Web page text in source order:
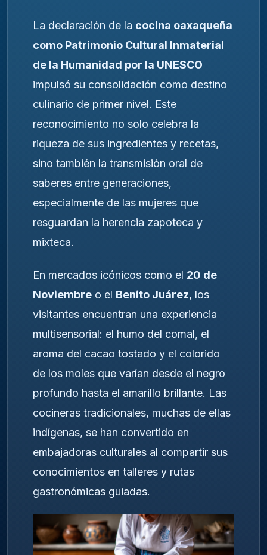
La declaración de la cocina oaxaqueña
como Patrimonio Cultural Inmaterial
de la Humanidad por la UNESCO
impulsó su consolidación como destino
culinario de primer nivel. Este
reconocimiento no solo celebra la
riqueza de sus ingredientes y recetas,
sino también la transmisión oral de
saberes entre generaciones,
especialmente de las mujeres que
resguardan la herencia zapoteca y
mixteca.
En mercados icónicos como el 20 de
Noviembre o el Benito Juárez, los
visitantes encuentran una experiencia
multisensorial: el humo del comal, el
aroma del cacao tostado y el colorido
de los moles que varían desde el negro
profundo hasta el amarillo brillante. Las
cocineras tradicionales, muchas de ellas
indígenas, se han convertido en
embajadoras culturales al compartir sus
conocimientos en talleres y rutas
gastronómicas guiadas.